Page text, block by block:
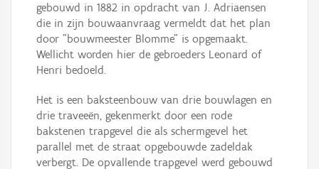
gebouwd in 1882 in opdracht van J. Adriaensen
die in zijn bouwaanvraag vermeldt dat het plan
door "bouwmeester Blomme" is opgemaakt.
Wellicht worden hier de gebroeders Leonard of
Henri bedoeld.
Het is een baksteenbouw van drie bouwlagen en
drie traveeën, gekenmerkt door een rode
bakstenen trapgevel die als schermgevel het
parallel met de straat opgebouwde zadeldak
verbergt. De opvallende trapgevel werd gebouwd